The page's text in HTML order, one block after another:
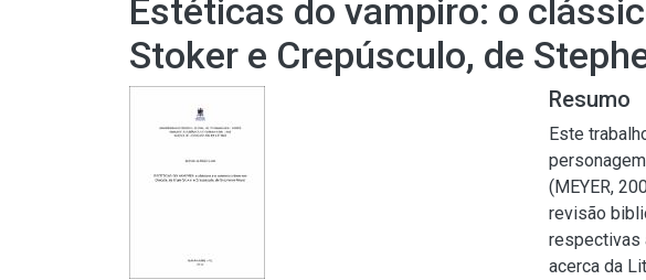
Estéticas do vampiro: o
Stoker e Crepúsculo, de
Resumo
Este
(MEYER,
revisão
respectivas
acerca da